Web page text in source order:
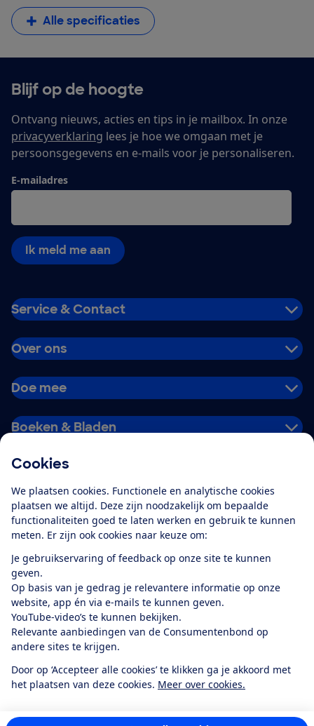
Cookies
We plaatsen cookies. Functionele en analytische cookies
plaatsen we altijd. Deze zijn noodzakelijk om bepaalde
functionaliteiten goed te laten werken en gebruik te kunnen
meten. Er zijn ook cookies naar keuze om:
Je gebruikservaring of feedback op onze site te kunnen
geven.
Op basis van je gedrag je relevantere informatie op onze
website, app én via e-mails te kunnen geven.
YouTube-video’s te kunnen bekijken.
Relevante aanbiedingen van de Consumentenbond op
andere sites te krijgen.
Door op ‘Accepteer alle cookies’ te klikken ga je akkoord met
het plaatsen van deze cookies. Meer over cookies.
Alle specificaties
Blijf op de hoogte
Ontvang nieuws, acties en tips in je mailbox. In onze
privacyverklaring lees je hoe we omgaan met je
persoonsgegevens en e-mails voor je personaliseren.
E-mailadres
Ik meld me aan
Service & Contact
Over ons
Doe mee
Boeken & Bladen
Alles over de
app
Algemene Voorwaarden
Privacyverklaring
Cookiebeleid
Privacyvoorkeuren
Toegankelijkheid
RSS-feed nieuws
Facebook
TwitterInstagram
YoutubeLinkedIn
12.901consumentenbeoordelen de Consumentenbondmet gemiddeld